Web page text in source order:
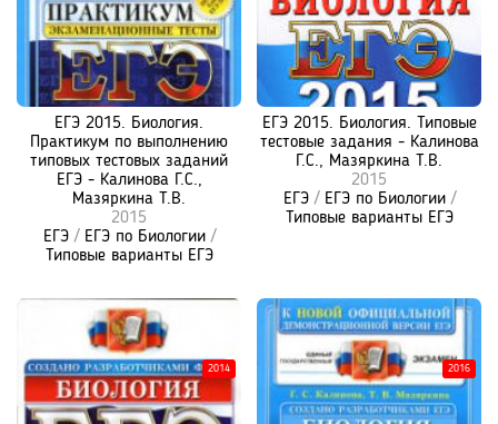
ЕГЭ 2015. Биология.
Практикум по выполнению
типовых тестовых заданий
ЕГЭ - Калинова Г.С.,
Мазяркина Т.В.
2015
ЕГЭ/ ЕГЭ по Биологии/
Типовые варианты ЕГЭ
ЕГЭ 2015. Биология. Типовые
тестовые задания - Калинова
Г.С., Мазяркина Т.В.
2015
ЕГЭ/ ЕГЭ по Биологии/
Типовые варианты ЕГЭ
2014 2016